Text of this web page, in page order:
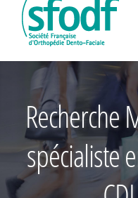
Recherche
spécialiste